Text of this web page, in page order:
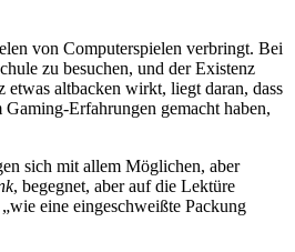
von Computerspielen verbringt. Bei
zu besuchen, und der Existenz
altbacken wirkt, liegt daran, dass
Erfahrungen gemacht haben,
sich mit allem Möglichen, aber
, begegnet, aber auf die Lektüre
eine eingeschweißte Packung